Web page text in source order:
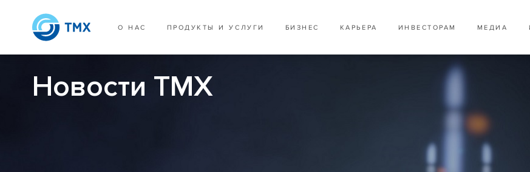
О НАС ПРОДУКТЫ И УСЛУГИ БИЗНЕС КАРЬЕРА ИНВЕСТОРАМ МЕДИА
Новости ТМХ